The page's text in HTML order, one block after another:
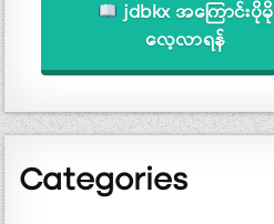
jdbkx အကြောင်းပိုမို
လေ့လာရန်
Categories